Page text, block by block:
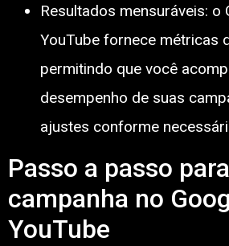
Resultados mensuráveis: o
YouTube fornece métricas
permitindo que você
desempenho de suas
ajustes conforme
Passo a passo
campanha no
YouTube